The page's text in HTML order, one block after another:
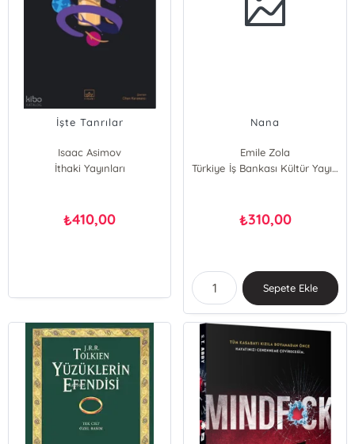
İşte Tanrılar
Isaac Asimov
İthaki Yayınları
₺410,00
Nana
Emile Zola
Türkiye İş Bankası Kültür Yayınları
₺310,00
Sepete Ekle